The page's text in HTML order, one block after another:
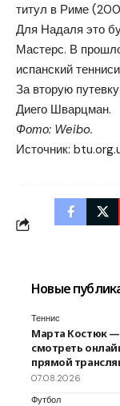
титул в Риме
Для Надаля это
Мастерс. В
испанский
За вторую
Диего Шварцман.
Фото: Weibo.
Источник:
Новые
Теннис
Марта Костюк —
смотреть
прямой
07.08.2026
Футбол